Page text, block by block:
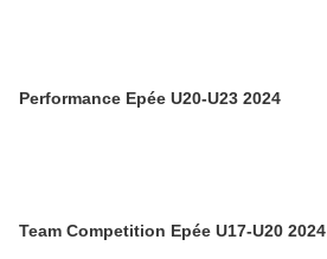
Performance Epée U20-U23 2024
Team Competition Epée U17-U20 2024